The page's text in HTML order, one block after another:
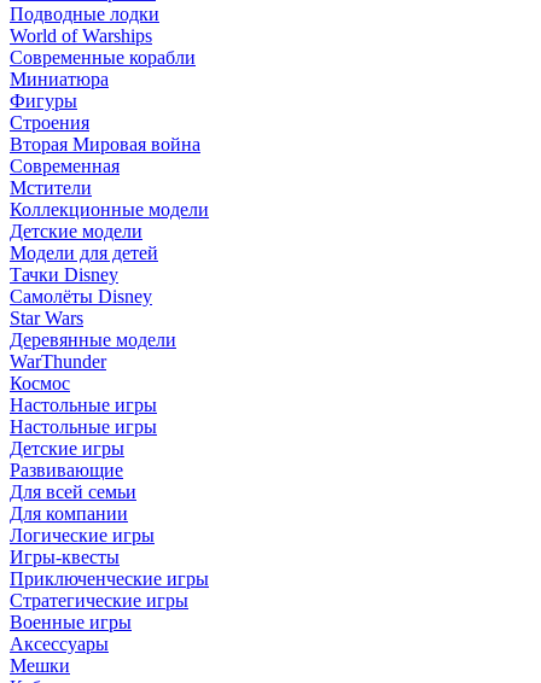
Подводные лодки
World of Warships
Современные корабли
Миниатюра
Фигуры
Строения
Вторая Мировая война
Современная
Мстители
Коллекционные модели
Детские модели
Модели для детей
Тачки Disney
Самолёты Disney
Star Wars
Деревянные модели
WarThunder
Космос
Настольные игры
Настольные игры
Детские игры
Развивающие
Для всей семьи
Для компании
Логические игры
Игры-квесты
Приключенческие игры
Стратегические игры
Военные игры
Аксессуары
Мешки